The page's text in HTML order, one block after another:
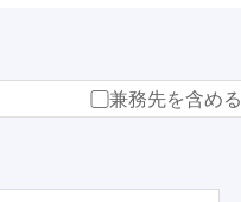
兼務先を含める